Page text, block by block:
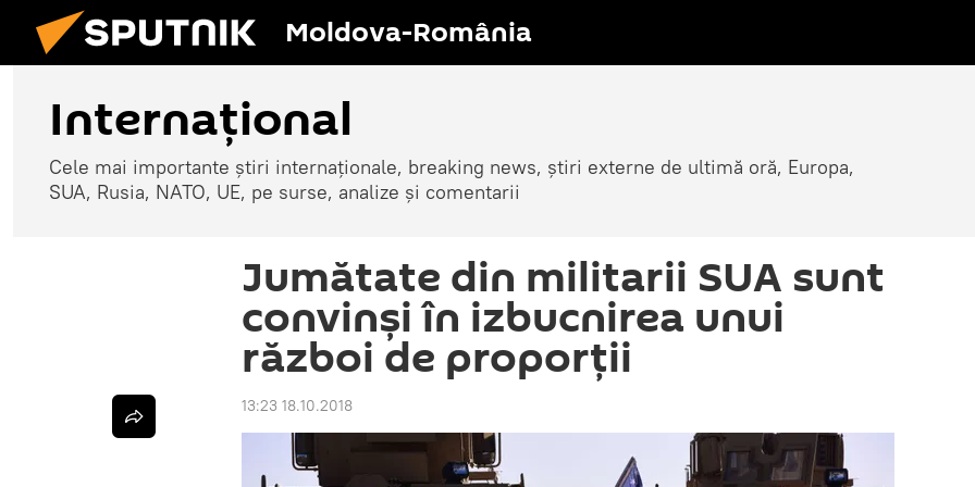
Moldova-România
Internaţional
Cele mai importante știri internaționale, breaking news, știri externe de ultimă oră, Europa,
SUA, Rusia, NATO, UE, pe surse, analize și comentarii
Jumătate din militarii SUA sunt
convinși în izbucnirea unui
război de proporții
13:23 18.10.2018